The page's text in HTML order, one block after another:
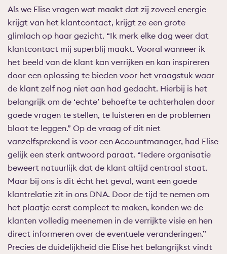
Als we Elise vragen wat maakt dat zij zoveel energie
krijgt van het klantcontact, krijgt ze een grote
glimlach op haar gezicht. “Ik merk elke dag weer dat
klantcontact mij superblij maakt. Vooral wanneer ik
het beeld van de klant kan verrijken en kan inspireren
door een oplossing te bieden voor het vraagstuk waar
de klant zelf nog niet aan had gedacht. Hierbij is het
belangrijk om de ‘echte’ behoefte te achterhalen door
goede vragen te stellen, te luisteren en de problemen
bloot te leggen.” Op de vraag of dit niet
vanzelfsprekend is voor een Accountmanager, had Elise
gelijk een sterk antwoord paraat. “Iedere organisatie
beweert natuurlijk dat de klant altijd centraal staat.
Maar bij ons is dit écht het geval, want een goede
klantrelatie zit in ons DNA. Door de tijd te nemen om
het plaatje eerst compleet te maken, konden we de
klanten volledig meenemen in de verrijkte visie en hen
direct informeren over de eventuele veranderingen.”
Precies de duidelijkheid die Elise het belangrijkst vindt